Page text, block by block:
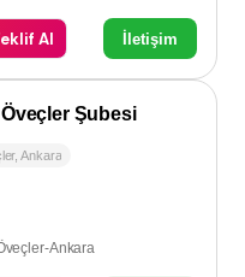
Al İletişim
Şubesi
,Ankara
Ankara